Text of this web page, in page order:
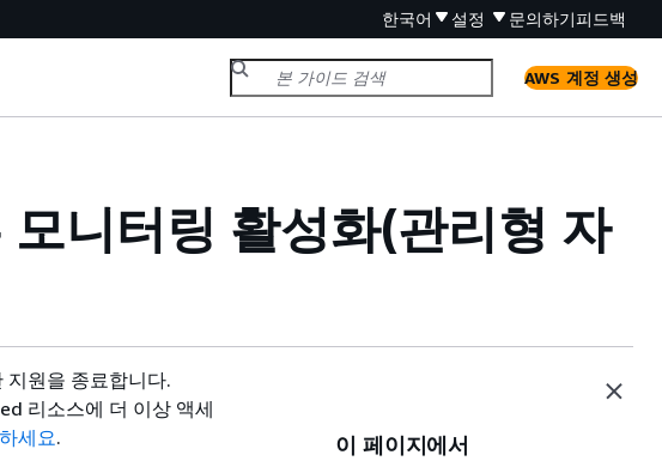
한국어 설정 문의하기피드백
AWS 계정 생성
니터링 활성화(관리형 자
지원을 종료합니다.
리소스에 더 이상 액세
세요.
이 페이지에서